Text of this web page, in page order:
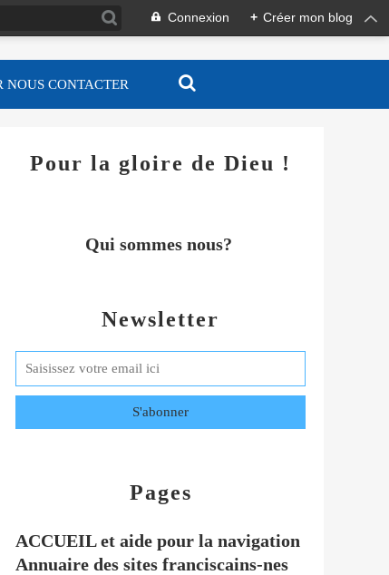
Connexion + Créer mon blog
NOUS CONTACTER
Newsletter
Pages
ACCUEIL et aide pour la navigation
Annuaire des sites franciscains-nes
Pour la gloire de Dieu !
Qui sommes nous?